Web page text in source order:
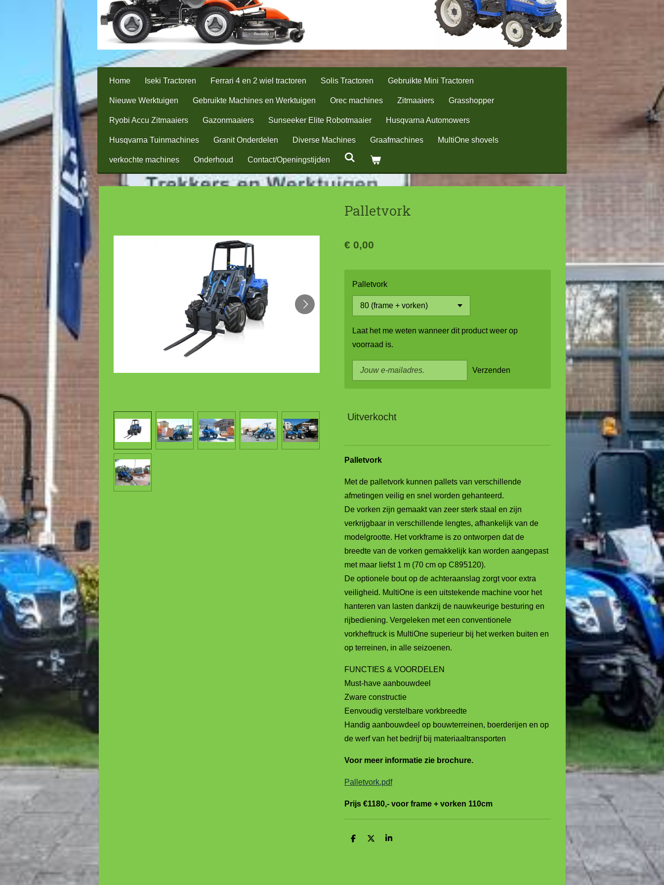
Home Iseki Tractoren Ferrari 4 en 2 wiel tractoren Solis Tractoren Gebruikte Mini Tractoren
Nieuwe Werktuigen Gebruikte Machines en Werktuigen Orec machines Zitmaaiers Grasshopper
Ryobi Accu Zitmaaiers Gazonmaaiers Sunseeker Elite Robotmaaier Husqvarna Automowers
Husqvarna Tuinmachines Granit Onderdelen Diverse Machines Graafmachines MultiOne shovels
verkochte machines Onderhoud Contact/Openingstijden
Palletvork
€ 0,00
Palletvork
Laat het me weten wanneer dit product weer op
voorraad is.
Verzenden
Uitverkocht
Palletvork
Met de palletvork kunnen pallets van verschillende
afmetingen veilig en snel worden gehanteerd.
De vorken zijn gemaakt van zeer sterk staal en zijn
verkrijgbaar in verschillende lengtes, afhankelijk van de
modelgrootte. Het vorkframe is zo ontworpen dat de
breedte van de vorken gemakkelijk kan worden aangepast
met maar liefst 1 m (70 cm op C895120).
De optionele bout op de achteraanslag zorgt voor extra
veiligheid. MultiOne is een uitstekende machine voor het
hanteren van lasten dankzij de nauwkeurige besturing en
rijbediening. Vergeleken met een conventionele
vorkheftruck is MultiOne superieur bij het werken buiten en
op terreinen, in alle seizoenen.
FUNCTIES & VOORDELEN
Must-have aanbouwdeel
Zware constructie
Eenvoudig verstelbare vorkbreedte
Handig aanbouwdeel op bouwterreinen, boerderijen en op
de werf van het bedrijf bij materiaaltransporten
Voor meer informatie zie brochure.
Palletvork.pdf
Prijs €1180,- voor frame + vorken 110cm
D
D
S